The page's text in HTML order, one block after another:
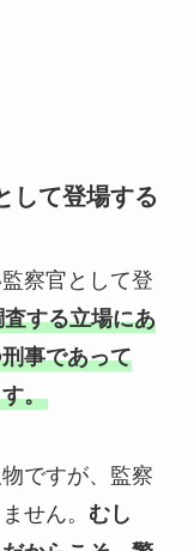
して登場する
察官として登
する立場にあ
事であって
。
ですが、監察
せん。 むし